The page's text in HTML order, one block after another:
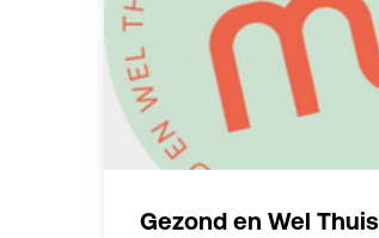
Gezond en Wel Thuis